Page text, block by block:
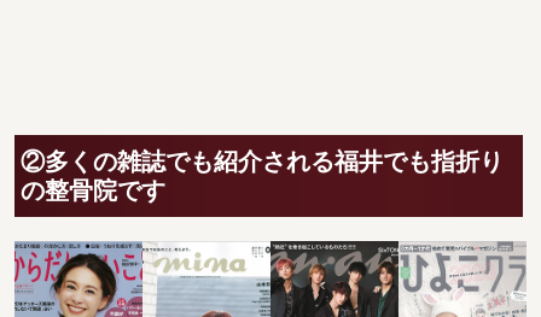
②多くの雑誌でも紹介される福井でも指折り
の整骨院です